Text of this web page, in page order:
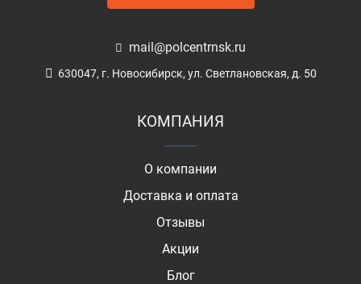
mail@polcentrnsk.ru
630047, г. Новосибирск, ул. Светлановская, д. 50
КОМПАНИЯ
О компании
Доставка и оплата
Отзывы
Акции
Блог